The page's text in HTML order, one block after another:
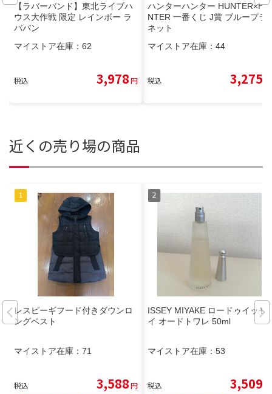
【ラバーバンド】東北ライブハ
ウス大作戦 限定 レインボー ラ
ババン
マイストア在庫： 62
税込 3,978円
ハンターハンター HUNTER×HU
NTER 一番くじ J賞 ブループラ
ネット
マイストア在庫： 44
税込 3,275
近くの売り場の商品
レスピーギフード付きダウンロ
ングベスト
マイストア在庫： 71
税込 3,588円
ISSEY MIYAKE ロードゥイッセ
イ オードトワレ 50ml
マイストア在庫： 53
税込 3,509